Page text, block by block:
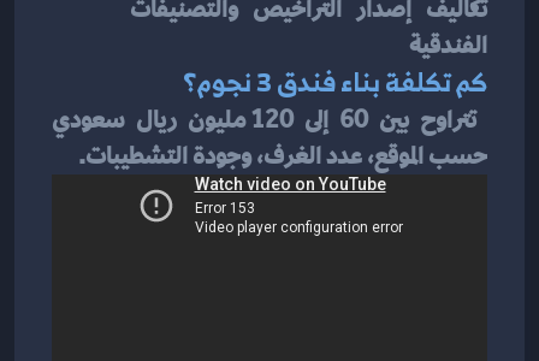
الفندقية
كم تكلفة بناء فندق 3 نجوم؟
حسب الموقع، عدد الغرف، وجودة التشطيبات.